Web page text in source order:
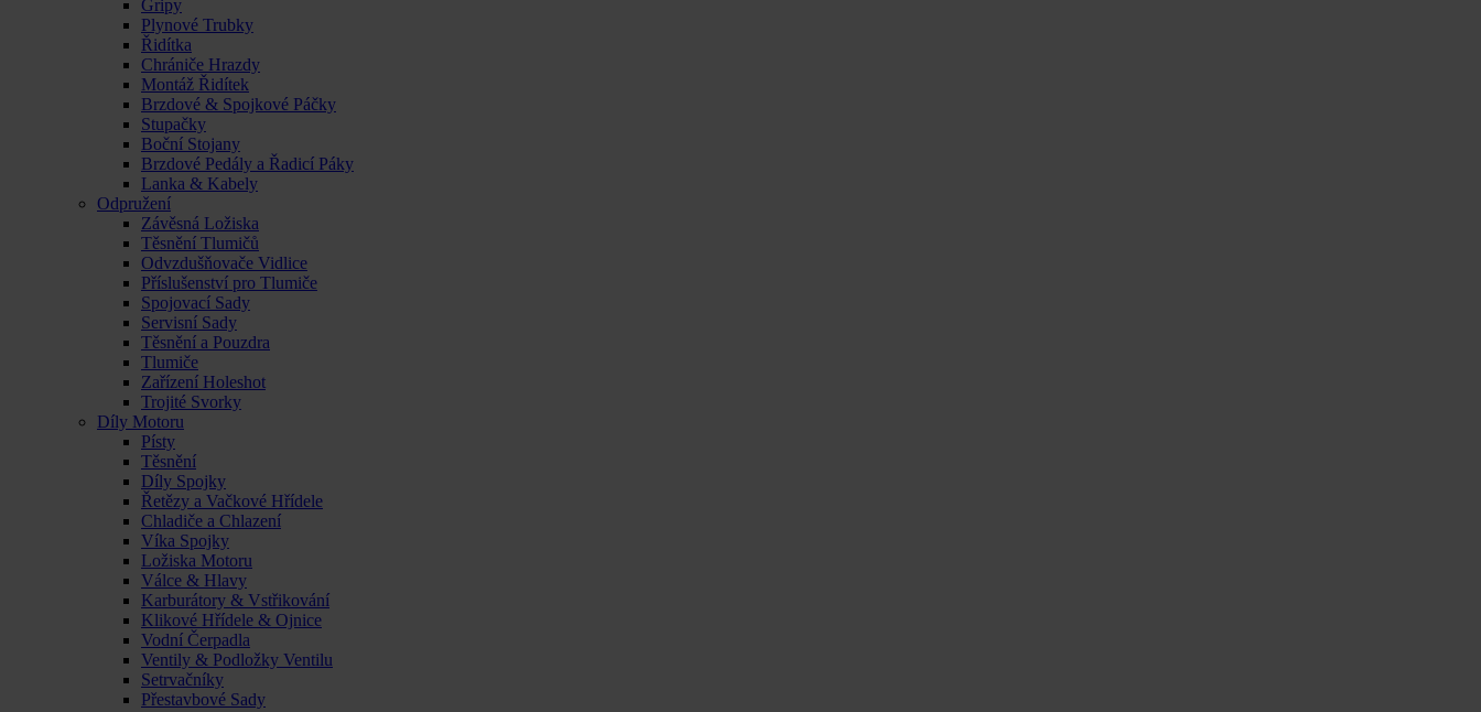
Gripy
Plynové Trubky
Řidítka
Chrániče Hrazdy
Montáž Řidítek
Brzdové & Spojkové Páčky
Stupačky
Boční Stojany
Brzdové Pedály a Řadicí Páky
Lanka & Kabely
Odpružení
Závěsná Ložiska
Těsnění Tlumičů
Odvzdušňovače Vidlice
Příslušenství pro Tlumiče
Spojovací Sady
Servisní Sady
Těsnění a Pouzdra
Tlumiče
Zařízení Holeshot
Trojité Svorky
Díly Motoru
Písty
Těsnění
Díly Spojky
Řetězy a Vačkové Hřídele
Chladiče a Chlazení
Víka Spojky
Ložiska Motoru
Válce & Hlavy
Karburátory & Vstřikování
Klikové Hřídele & Ojnice
Vodní Čerpadla
Ventily & Podložky Ventilu
Setrvačníky
Přestavbové Sady